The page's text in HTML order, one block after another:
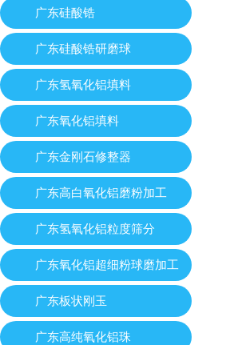
广东硅酸锆
广东硅酸锆研磨球
广东氢氧化铝填料
广东氧化铝填料
广东金刚石修整器
广东高白氧化铝磨粉加工
广东氢氧化铝粒度筛分
广东氧化铝超细粉球磨加工
广东板状刚玉
广东高纯氧化铝珠